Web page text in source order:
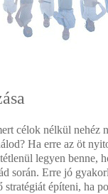
célok nélkül
Ha erre az öt
legyen benne,
során. Erre jó
építeni, ha